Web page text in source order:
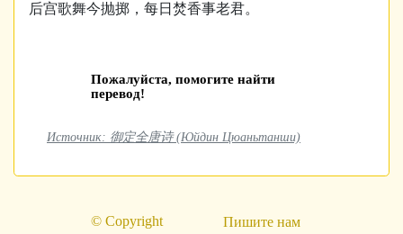
后宫歌舞今抛掷，每日焚香事老君。
Пожалуйста, помогите найти
перевод!
Источник: 御定全唐诗 (Юйдин Цюаньтанши)
© Copyright Пишите нам